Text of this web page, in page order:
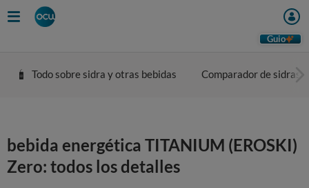
Guio
Todo sobre sidra y otras bebidas Comparador de sidras
bebida energética TITANIUM (EROSKI)
Zero: todos los detalles